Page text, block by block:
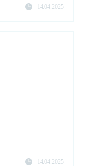
14.04.2025
14.04.2025